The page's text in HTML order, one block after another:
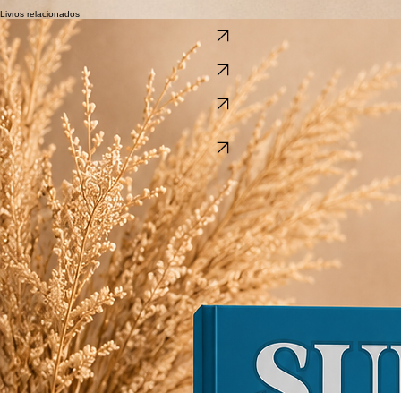
Livros relacionados
Sudoku com Números Grandes Muito Fácil a Médio
Sudoku com Números Grandes
Fácil a Difícil
View Book
Sudoku Números Grandes
Difícil ao Extremo
View Book
Sudoku Números Grandes
3 em 1
Muito Fácil a Extremo
View Book